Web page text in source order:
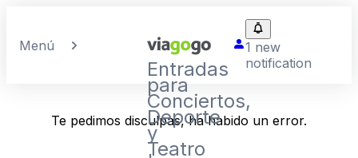
Menú
Entradas
para
Conciertos,
Deporte
y
Teatro
1 new
notification
Te pedimos disculpas, ha habido un error.